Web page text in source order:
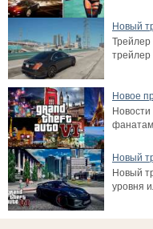
Новый
Трейлер
Новое
Новости
Новый
Новый
уровня